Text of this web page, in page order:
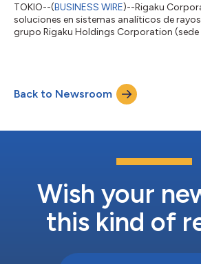
TOKIO--(BUSINESS WIRE)--Rigaku
soluciones en sistemas analíticos de
grupo Rigaku Holdings Corporation (sede
entornos de investigación globales. Como
iniciativa, Rigaku está trabajando con
mundial en investigación e innovación de s...
Back to Newsroom
Wish your
this kind of